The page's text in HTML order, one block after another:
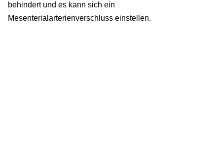
behindert und es kann sich ein
Mesenterialarterienverschluss einstellen.